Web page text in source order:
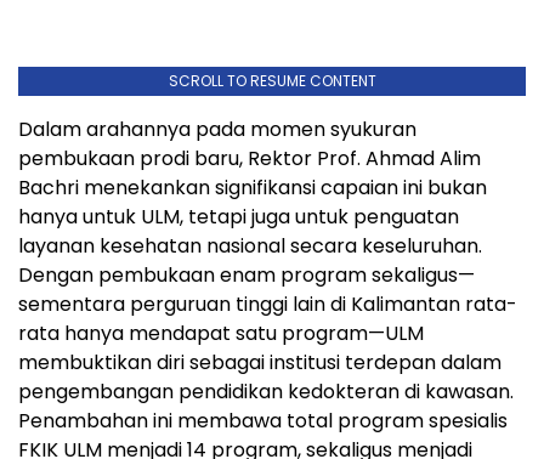
SCROLL TO RESUME CONTENT
Dalam arahannya pada momen syukuran
pembukaan prodi baru, Rektor Prof. Ahmad Alim
Bachri menekankan signifikansi capaian ini bukan
hanya untuk ULM, tetapi juga untuk penguatan
layanan kesehatan nasional secara keseluruhan.
Dengan pembukaan enam program sekaligus—
sementara perguruan tinggi lain di Kalimantan rata-
rata hanya mendapat satu program—ULM
membuktikan diri sebagai institusi terdepan dalam
pengembangan pendidikan kedokteran di kawasan.
Penambahan ini membawa total program spesialis
FKIK ULM menjadi 14 program, sekaligus menjadi